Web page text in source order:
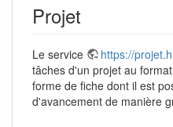
Projet
Le service https://
tâches d'un projet au
forme de fiche dont il est
d'avancement de manière